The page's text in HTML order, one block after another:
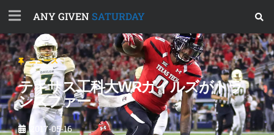
ANY GIVEN SATURDAY
ニュース
テキサス工科大WRガイルズがトラ
ンスファー
2017-05-16